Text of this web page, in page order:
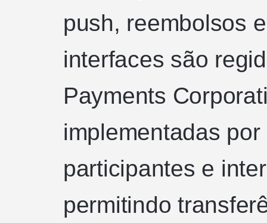
push, reembolsos
interfaces são
Payments
implementadas
participantes e
permitindo